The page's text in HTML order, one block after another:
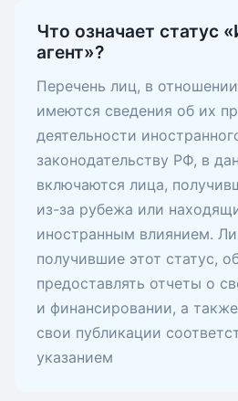
Что означает статус
агент»?
Перечень лиц, в
имеются сведения об их
деятельности
законодательству РФ, в
включаются лица,
из-за рубежа или
иностранным влиянием.
получившие этот статус,
предоставлять отчеты о
и финансировании, а
свои публикации
указанием